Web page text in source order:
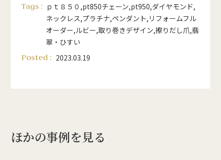
Tags : ｐｔ８５０ ,pt850チェーン,pt950,ダイヤモンド,
ネックレス,プラチナ,ペンダント, リフォームフル
オーダー,ルビー,取り巻きデザイン,擦りだし爪,翡
翠・ひすい
Posted : 2023.03.19
ほかの事例を見る